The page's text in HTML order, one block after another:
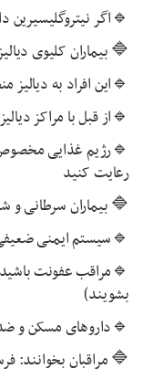
🔹اگر نیتروگلیسیرین
🔷 بیماران کلیوی
🔹این افراد به دیالیز
🔹از قبل با مراکز
🔹رژیم غذایی
رعایت کنید
🔷 بیماران سرطانی و
🔹سیستم ایمنی
🔹مراقب عفونت
بشویند)
🔹داروهای مسکن و
🔷 مراقبان بخوانند: